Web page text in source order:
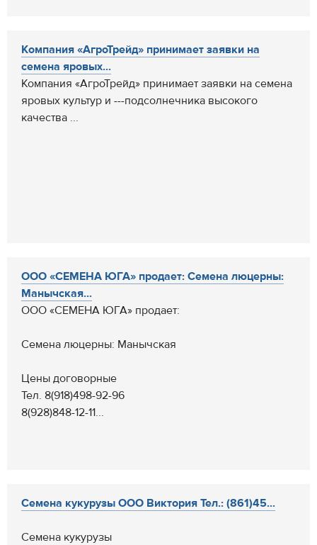
Компания «АгроТрейд» принимает заявки на
семена яровых...
Компания «АгроТрейд» принимает заявки на семена
яровых культур и ---подсолнечника высокого
качества ...
ООО «СЕМЕНА ЮГА» продает: Семена люцерны:
Манычская...
ООО «СЕМЕНА ЮГА» продает:
Семена люцерны: Манычская
Цены договорные
Тел. 8(918)498-92-96
8(928)848-12-11...
Семена кукурузы ООО Виктория Тел.: (861)45...
Семена кукурузы